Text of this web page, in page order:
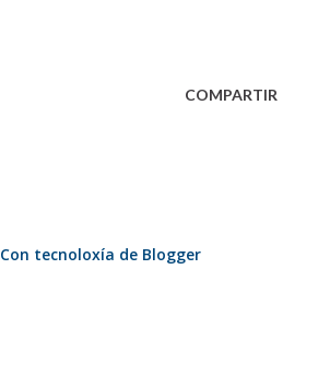
COMPARTIR
Con tecnoloxía de Blogger